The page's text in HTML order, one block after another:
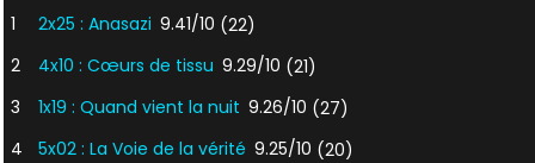
1 2x25 : Anasazi 9.41/10 (22)
2
4x10 : Cœurs de tissu 9.29/10 (21)
3
1x19 : Quand vient la nuit 9.26/10 (27)
4
5x02 : La Voie de la vérité 9.25/10 (20)